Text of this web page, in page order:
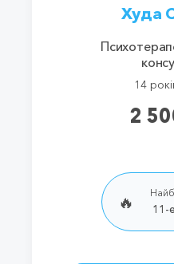
Худа
14
2
🔥 11-